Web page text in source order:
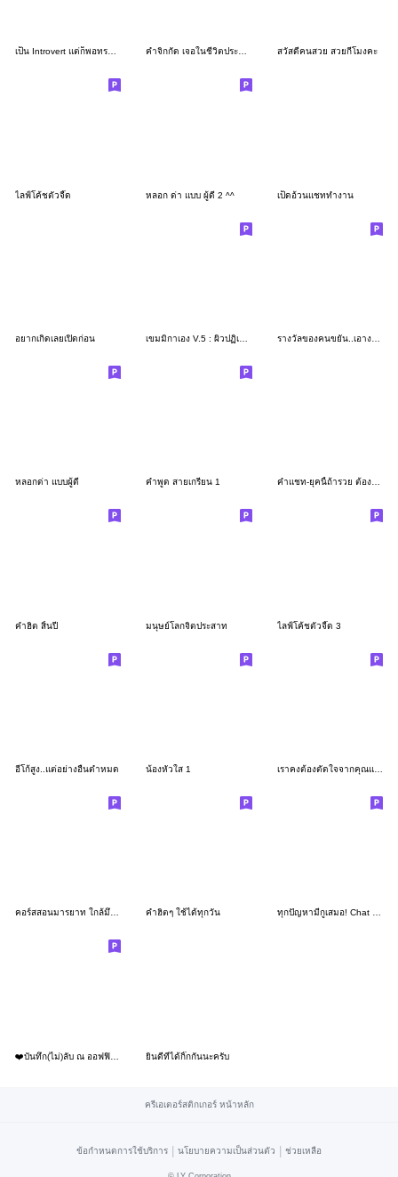
เป็น Introvert แต่ก็พอทราบเรื่องมาบ้าง.. คำจิกกัด เจอในชีวิตประจำวัน สวัสดีคนสวย สวยกี่โมงคะ
ไลฟ์โค้ชตัวจี๊ด หลอก ด่า แบบ ผู้ดี 2 ^^ เป็ดอ้วนแชททำงาน
อยากเกิดเลยเปิดก่อน รางวัลของคนขยัน..เอางานไปเพิ่ม!
หลอกด่า แบบผู้ดี คำพูด สายเกรียน 1 คำแชท-ยุคนี้ถ้ารวย ต้องรวยเงียบๆ
คำฮิต สิ้นปี มนุษย์โลกจิตประสาท ไลฟ์โค้ชตัวจี๊ด 3
อีโก้สูง..แต่อย่างอื่นต่ำหมด น้องหัวใส 1 เราคงต้องตัดใจจากคุณแล้วค่ะ : ซับไทย
คอร์สสอนมารยาท ใกล้มึงหน่อย! คำฮิตๆ ใช้ได้ทุกวัน ทุกปัญหามีกูเสมอ! Chat talking to you..
ยินดีที่ได้กิ๊กกันนะครับ
ครีเอเตอร์สติกเกอร์ หน้าหลัก
ข้อกำหนดการใช้บริการ | นโยบายความเป็นส่วนตัว | ช่วยเหลือ